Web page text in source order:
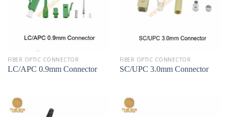
FIBER OPTIC CONNECTOR
LC/APC 0.9mm Connector
FIBER OPTIC CONNECTOR
SC/UPC 3.0mm Connector